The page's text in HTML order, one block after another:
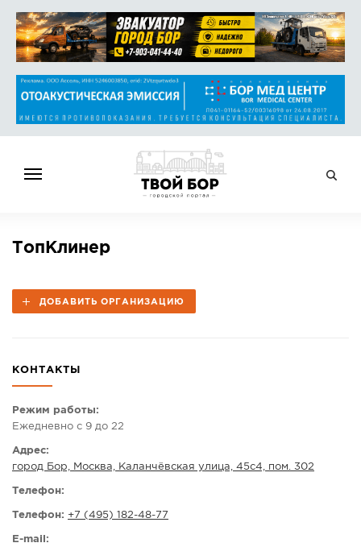
НОВОСТИ
ОБЪЯВЛЕНИЯ
КАМЕРЫ
КОНКУРСЫ
ПРЕДЛОЖИТЬ НОВОСТЬ
ТопКлинер
ДОБАВИТЬ ОРГАНИЗАЦИЮ
КОНТАКТЫ
Режим работы:
Ежедневно с 9 до 22
Адрес:
город Бор, Москва, Каланчёвская улица, 45с4, пом. 302
Телефон:
Телефон: +7 (495) 182-48-77
E-mail: